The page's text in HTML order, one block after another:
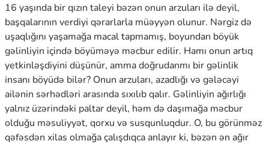
16 yaşında bir qızın taleyi bəzən onun arzuları ilə deyil,
başqalarının verdiyi qərarlarla müəyyən olunur. Nərgiz də
uşaqlığını yaşamağa macal tapmamış, boyundan böyük
gəlinliyin içində böyüməyə məcbur edilir. Hamı onun artıq
yetkinləşdiyini düşünür, amma doğrudanmı bir gəlinlik
insanı böyüdə bilər? Onun arzuları, azadlığı və gələcəyi
ailənin sərhədləri arasında sıxılıb qalır. Gəlinliyin ağırlığı
yalnız üzərindəki paltar deyil, həm də daşımağa məcbur
olduğu məsuliyyət, qorxu və susqunluqdur. O, bu görünməz
qəfəsdən xilas olmağa çalışdıqca anlayır ki, bəzən ən ağır